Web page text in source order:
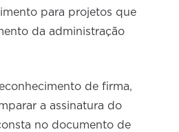
para projetos que
da administração
de firma,
a assinatura do
no documento de